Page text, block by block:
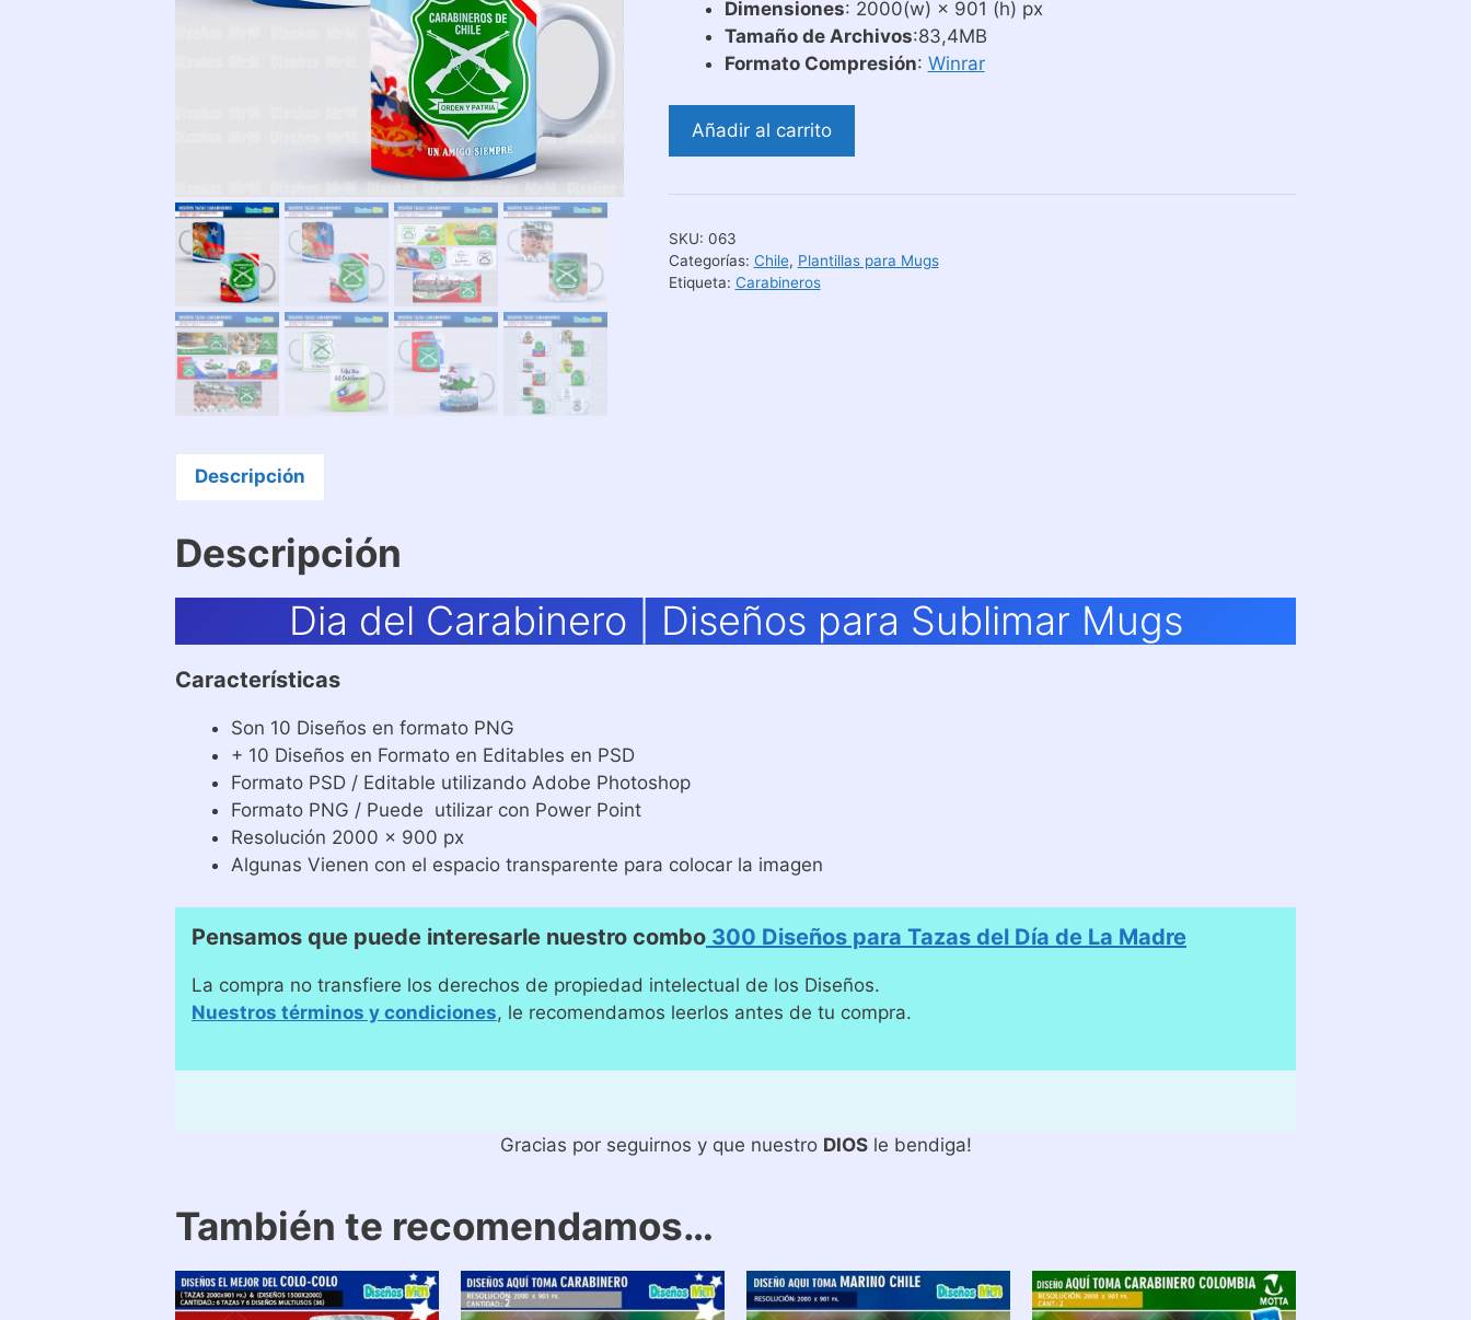
Dimensiones: 2000(w) × 901 (h) px
Tamaño de Archivos:83,4MB
Formato Compresión: Winrar
|
para
Sublimar
Añadir al carrito
SKU: 063
Categorías: Chile, Plantillas para Mugs
Etiqueta: Carabineros
Descripción
Descripción
Dia del Carabinero | Diseños para Sublimar Mugs
Características
Son 10 Diseños en formato PNG
+ 10 Diseños en Formato en Editables en PSD
Formato PSD / Editable utilizando Adobe Photoshop
Formato PNG / Puede utilizar con Power Point
Resolución 2000 x 900 px
Algunas Vienen con el espacio transparente para colocar la imagen
Pensamos que puede interesarle nuestro combo 300 Diseños para Tazas del Día de La Madre
La compra no transfiere los derechos de propiedad intelectual de los Diseños.
Nuestros términos y condiciones, le recomendamos leerlos antes de tu compra.
Gracias por seguirnos y que nuestro DIOSle bendiga!
También te recomendamos…